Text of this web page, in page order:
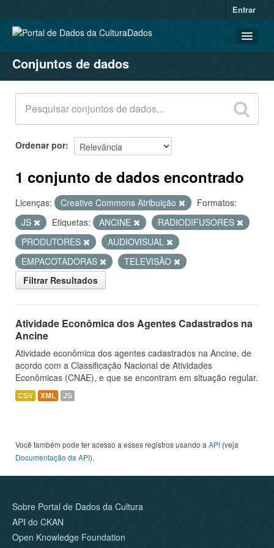
Entrar
CONJUNTOS DE DADOS
ORGANIZAÇÕES
GRUPOS
SOBRE
Conjuntos de dados
Ordenar por
1 conjunto de dados encontrado
Licenças: Creative Commons Atribuição
Formatos:
JS
Etiquetas: ANCINE
RADIODIFUSORES
PRODUTORES
AUDIOVISUAL
EMPACOTADORAS
TELEVISÃO
Filtrar Resultados
Atividade Econômica dos Agentes Cadastrados na
Ancine
Atividade econômica dos agentes cadastrados na Ancine, de
acordo com a Classificação Nacional de Atividades
Econômicas (CNAE), e que se encontram em situação regular.
CSV XML JS
Você também pode ter acesso a esses registros usando a API (veja
Documentação da API).
Sobre Portal de Dados da Cultura
API do CKAN
Open Knowledge Foundation